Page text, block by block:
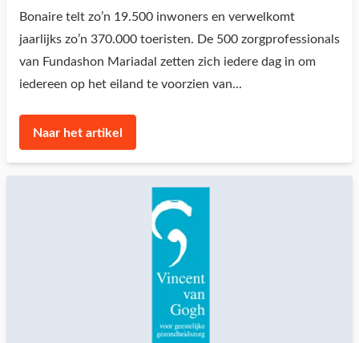
Bonaire telt zo’n 19.500 inwoners en verwelkomt
jaarlijks zo’n 370.000 toeristen. De 500 zorgprofessionals
van Fundashon Mariadal zetten zich iedere dag in om
iedereen op het eiland te voorzien van...
Naar het artikel